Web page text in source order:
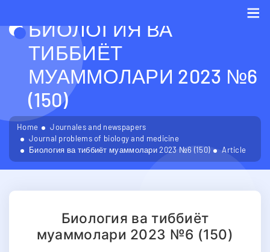
БИОЛОГИЯ ВА
ТИББИЁТ
МУАММОЛАРИ 2023 №6
(150)
Home
Journales and newspapers
Journal problems of biology and medicine
Биология ва тиббиёт муаммолари 2023 №6 (150)
Article
Биология ва тиббиёт
муаммолари 2023 №6 (150)